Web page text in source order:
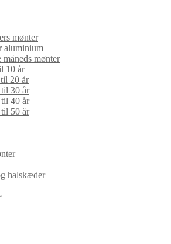
mønter
aluminium
mønter
10 år
20 år
30 år
40 år
50 år
halskæder